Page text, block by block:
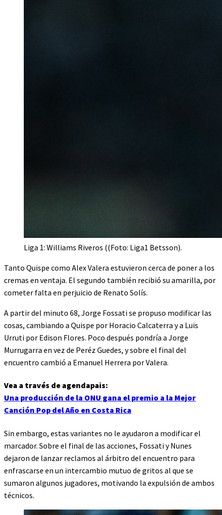
Liga 1: Williams Riveros ((Foto: Liga1 Betsson).
Tanto Quispe como Alex Valera estuvieron cerca de poner a los
cremas en ventaja. El segundo también recibió su amarilla, por
cometer falta en perjuicio de Renato Solís.
A partir del minuto 68, Jorge Fossati se propuso modificar las
cosas, cambiando a Quispe por Horacio Calcaterra y a Luis
Urruti por Edison Flores. Poco después pondría a Jorge
Murrugarra en vez de Peréz Guedes, y sobre el final del
encuentro cambió a Emanuel Herrera por Valera.
Vea a través de agendapais:
Una producción de la ONU gana el premio a la Mejor
Canción Pop del Año en Costa Rica
Sin embargo, estas variantes no le ayudaron a modificar el
marcador. Sobre el final de las acciones, Fossati y Nunes
dejaron de lanzar reclamos al árbitro del encuentro para
enfrascarse en un intercambio mutuo de gritos al que se
sumaron algunos jugadores, motivando la expulsión de ambos
técnicos.